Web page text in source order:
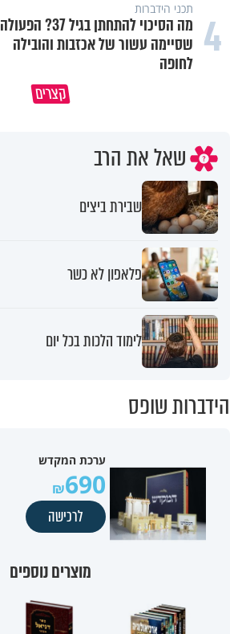
4 תכני הידברות
מה הסיכוי להתחתן בגיל 37? הפעולה
שסיימה עשור של אכזבות והובילה
לחופה
קצרים
באיזה ארץ לומדים יותר גמרא בדרום
שאל את הרב
שבירת ביצים
פלאפון לא כשר
לימוד הלכות בכל יום
הידברות שופס
ערכת המקדש
690
לרכישה
מוצרים נוספים